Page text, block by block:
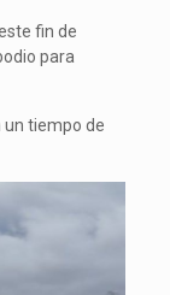
fin de
para
un tiempo de